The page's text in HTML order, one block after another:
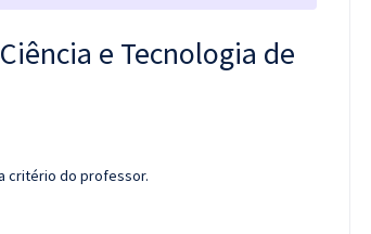
e Tecnologia de
critério do professor.